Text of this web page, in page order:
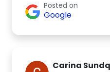
Posted on
Google
Carina